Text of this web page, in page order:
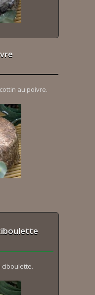
au poivre.
ciboulette.